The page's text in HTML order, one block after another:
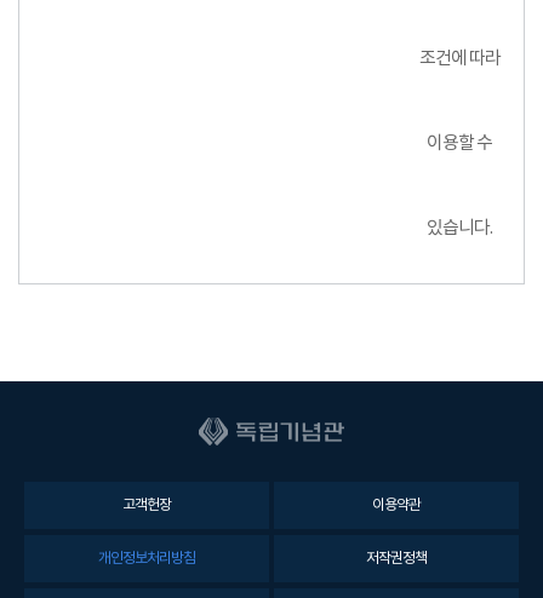
조건에 따라
이용할 수
있습니다.
고객헌장 이용약관
개인정보처리방침 저작권정책